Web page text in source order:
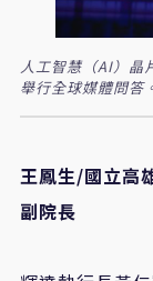
人工智慧（AI）晶
舉行全球媒體問答
王鳳生/國立高
副院長